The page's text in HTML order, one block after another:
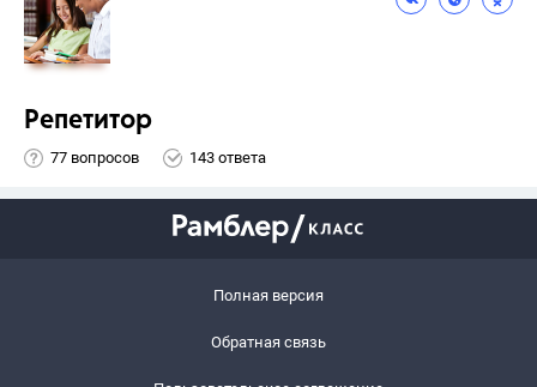
Репетитор
77 вопросов 143 ответа
Полная версия
Обратная связь